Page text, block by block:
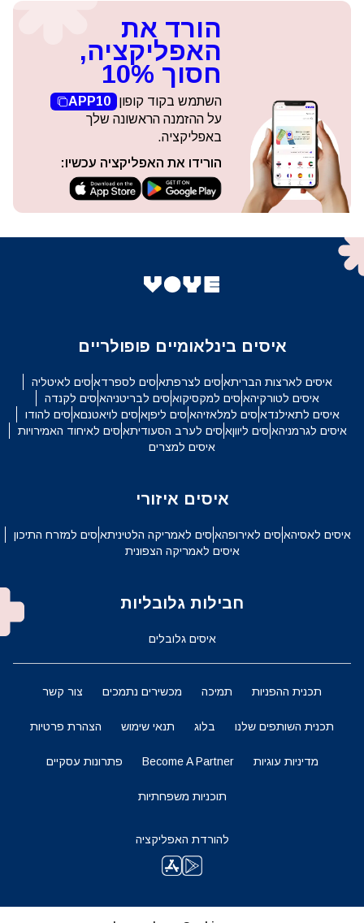
הורד את
האפליקציה,
חסוך 10%
השתמש בקוד קופון
APP10
על ההזמנה הראשונה שלך
באפליקציה.
הורידו את האפליקציה עכשיו:
איסים בינלאומיים פופולריים
איסים לארצות הבריתאיסים לצרפתאיסים לספרדאיסים לאיטליה
איסים לטורקיהאיסים למקסיקואיסים לבריטניהאיסים לקנדה
איסים לתאילנדאיסים למלאזיהאיסים ליפןאיסים לויאטנםאיסים להודו
איסים לגרמניהאיסים ליווןאיסים לערב הסעודיתאיסים לאיחוד האמירויות
איסים למצרים
איסים איזורי
איסים לאסיהאיסים לאירופהאיסים לאמריקה הלטיניתאיסים למזרח התיכון
איסים לאמריקה הצפונית
חבילות גלובליות
איסים גלובלים
תכנית ההפניות תמיכה מכשירים נתמכים צור קשר
תכנית השותפים שלנו בלוג תנאי שימוש הצהרת פרטיות
מדיניות עוגיות Become A Partner פתרונות עסקיים
תוכניות משפחתיות
להורדת האפליקציה
השארו מעודכנים